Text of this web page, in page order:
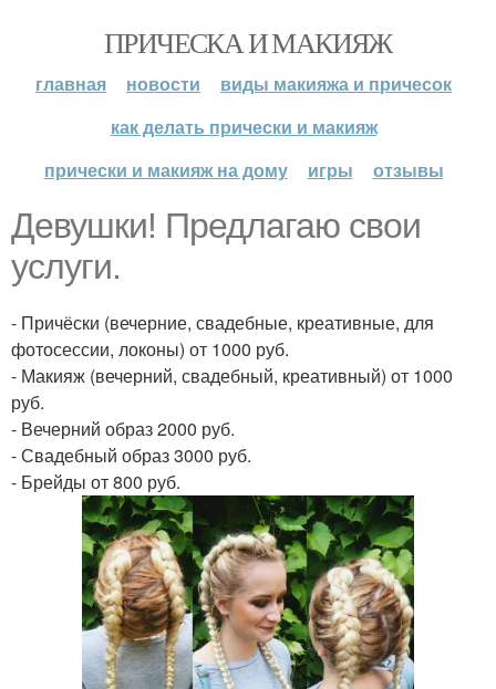
ПРИЧЕСКА И МАКИЯЖ
главная новости
виды макияжа и причесок
как делать прически и макияж
прически и макияж на дому
игры отзывы
Девушки! Предлагаю свои
услуги.
- Причёски (вечерние, свадебные, креативные, для
фотосессии, локоны) от 1000 руб.
- Макияж (вечерний, свадебный, креативный) от 1000
руб.
- Вечерний образ 2000 руб.
- Свадебный образ 3000 руб.
- Брейды от 800 руб.